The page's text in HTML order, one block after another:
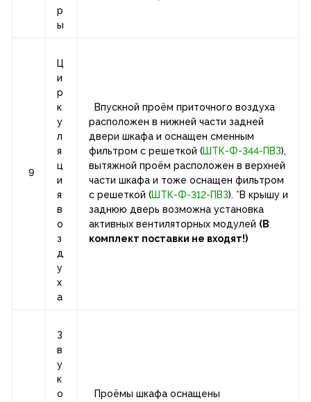
р
ы
9
Ц
и
р
к
у
л
я
ц
и
я
в
о
з
д
у
х
а
Впускной проём приточного воздуха
расположен в нижней части задней
двери шкафа и оснащен сменным
фильтром с решеткой (ШТК-Ф-344-ПВЗ),
вытяжной проём расположен в верхней
части шкафа и тоже оснащен фильтром
с решеткой (ШТК-Ф-312-ПВЗ). *В крышу и
заднюю дверь возможна установка
активных вентиляторных модулей (В
комплект поставки не входят!)
З
в
у
к
о
Проёмы шкафа оснащены